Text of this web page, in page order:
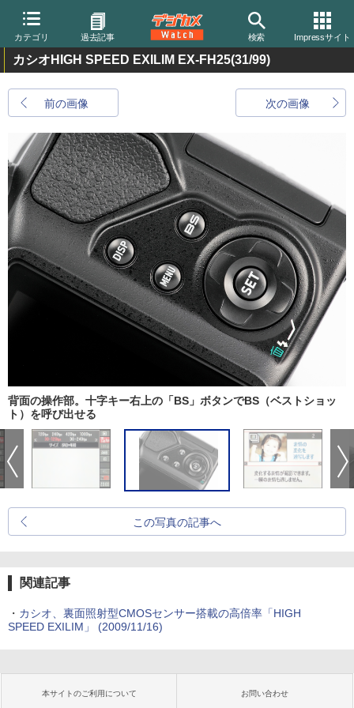
カテゴリ 過去記事 検索 Impressサイト
カシオHIGH SPEED EXILIM EX-FH25(31/99)
前の画像 次の画像
背面の操作部。十字キー右上の「BS」ボタンでBS（ベストショッ
ト）を呼び出せる
この写真の記事へ
関連記事
・ カシオ、裏面照射型CMOSセンサー搭載の高倍率「HIGH
SPEED EXILIM」 (2009/11/16)
本サイトのご利用について お問い合わせ